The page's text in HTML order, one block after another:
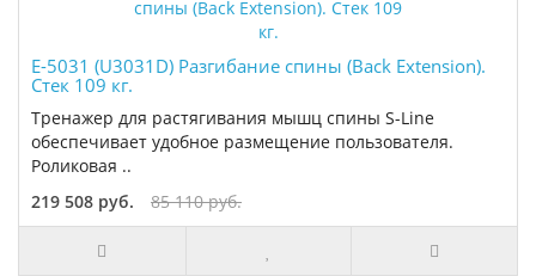
E-5031 (U3031D) Разгибание спины (Back Extension).
Стек 109 кг.
Тренажер для растягивания мышц спины S-Line
обеспечивает удобное размещение пользователя.
Роликовая ..
219 508 руб.
85 110 руб.